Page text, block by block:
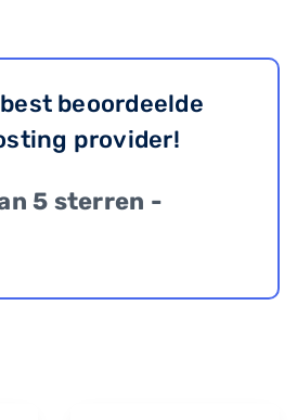
best beoordeelde
provider!
5 sterren -